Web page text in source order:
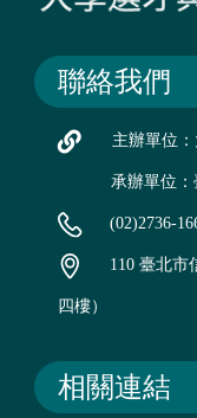
聯絡我們
主辦單位
承辦單位
(02)2736-
110 臺北市
四樓）
相關連結